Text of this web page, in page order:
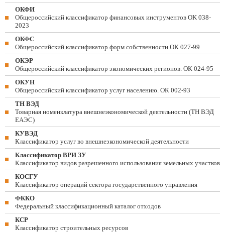
ОКФИ
Общероссийский классификатор финансовых инструментов OK 038-
2023
ОКФС
Общероссийский классификатор форм собственности ОК 027-99
ОКЭР
Общероссийский классификатор экономических регионов. ОК 024-95
ОКУН
Общероссийский классификатор услуг населению. ОК 002-93
ТН ВЭД
Товарная номенклатура внешнеэкономической деятельности (ТН ВЭД
ЕАЭС)
КУВЭД
Классификатор услуг во внешнеэкономической деятельности
Классификатор ВРИ ЗУ
Классификатор видов разрешенного использования земельных участков
КОСГУ
Классификатор операций сектора государственного управления
ФККО
Федеральный классификационный каталог отходов
КСР
Классификатор строительных ресурсов